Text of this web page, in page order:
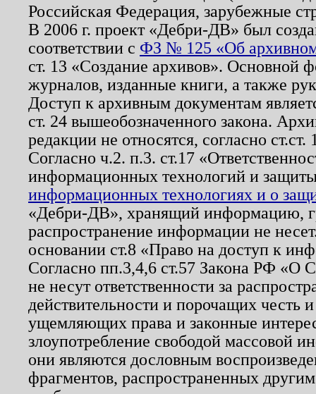
Российская Федерация, зарубежные
В 2006 г. проект «Дебри-ДВ» был
соответствии с ФЗ № 125 «Об
ст. 13 «Создание архивов». Основной
журналов, изданные книги, а также
Доступ к архивным документам
ст. 24 вышеобозначенного закона.
редакции не относятся, согласно
Согласно ч.2. п.3. ст.17
информационных технологий и
информационных технологиях и о
«Дебри-ДВ», хранящий информацию,
распространение информации не
основании ст.8 «Право на доступ к
Согласно пп.3,4,6 ст.57 Закона РФ «О
не несут ответственности за
действительности и порочащих честь
ущемляющих права и законные
злоупотребление свободой массовой
они являются дословным
фрагментов, распространенных